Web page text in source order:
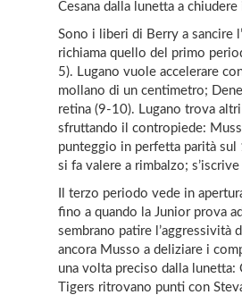
Cesana dalla lunetta a
Sono i liberi di Berry a sancire
richiama quello del primo
5). Lugano vuole accelerare
mollano di un centimetro;
retina (9-10). Lugano trova
sfruttando il contropiede:
punteggio in perfetta parità
si fa valere a rimbalzo;
Il terzo periodo vede in
fino a quando la Junior prova
sembrano patire
ancora Musso a deliziare i
una volta preciso dalla
Tigers ritrovano punti con